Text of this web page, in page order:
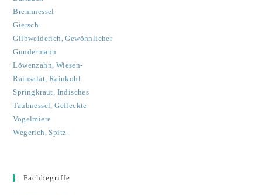
Brennnessel
Giersch
Gilbweiderich, Gewöhnlicher
Gundermann
Löwenzahn, Wiesen-
Rainsalat, Rainkohl
Springkraut, Indisches
Taubnessel, Gefleckte
Vogelmiere
Wegerich, Spitz-
Fachbegriffe